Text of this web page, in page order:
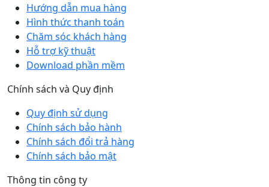
Hướng dẫn mua hàng
Hình thức thanh toán
Chăm sóc khách hàng
Hỗ trợ kỹ thuật
Download phần mềm
Chính sách và Quy định
Quy định sử dụng
Chính sách bảo hành
Chính sách đổi trả hàng
Chính sách bảo mật
Thông tin công ty